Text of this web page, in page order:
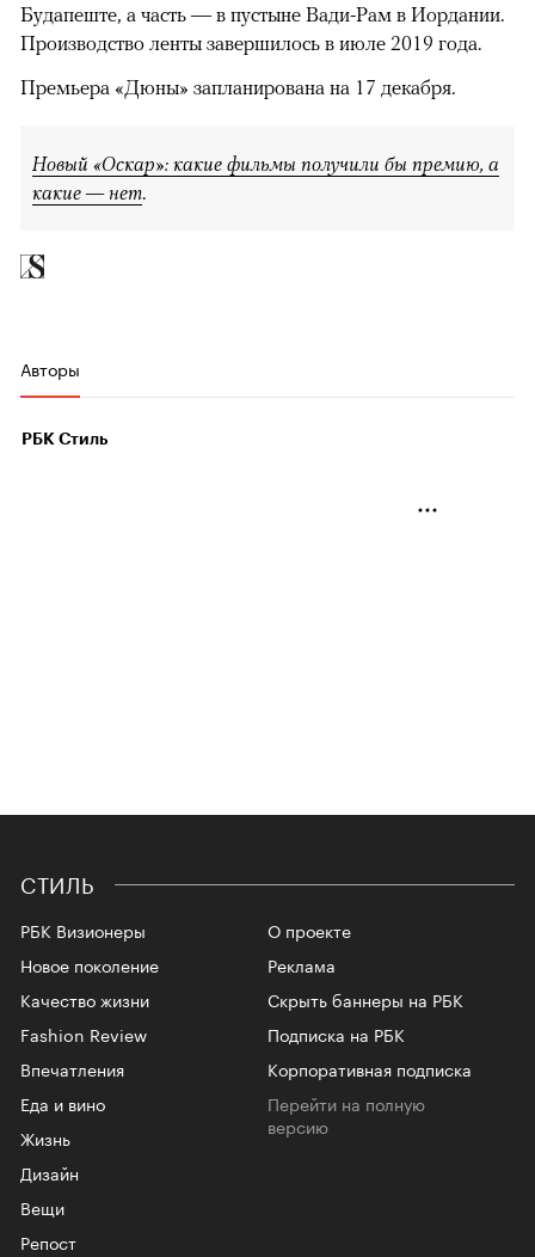
Будапеште, а часть — в пустыне Вади-Рам в Иордании.
Производство ленты завершилось в июле 2019 года.
Премьера «Дюны» запланирована на 17 декабря.
Новый «Оскар»: какие фильмы получили бы премию, а
какие — нет.
Авторы
РБК Стиль
СТИЛЬ
РБК Визионеры
Новое поколение
Качество жизни
Fashion Review
Впечатления
Еда и вино
Жизнь
Дизайн
Вещи
Репост
О проекте
Реклама
Скрыть баннеры на РБК
Подписка на РБК
Корпоративная подписка
Перейти на полную
версию